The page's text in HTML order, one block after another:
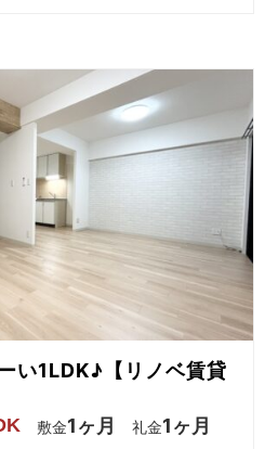
い1LDK♪【リノベ賃貸
敷金1ヶ月 礼金1ヶ月